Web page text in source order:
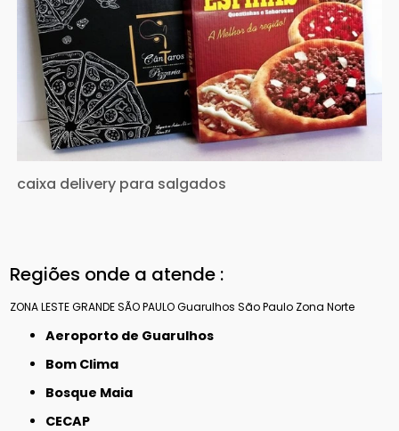
caixa delivery para salgados
Regiões onde a atende :
ZONA LESTEGRANDE SÃO PAULOGuarulhos São Paulo Zona Norte
Aeroporto de Guarulhos
Bom Clima
Bosque Maia
CECAP